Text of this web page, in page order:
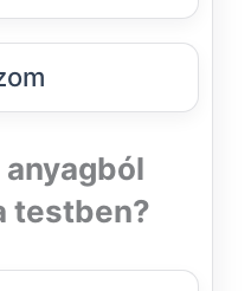
testben?